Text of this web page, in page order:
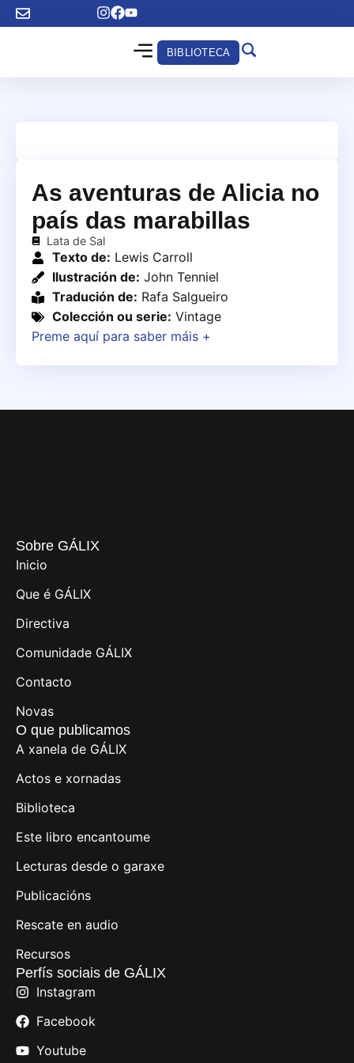
BIBLIOTECA
As aventuras de Alicia no
país das marabillas
Lata de Sal
Texto de: Lewis Carroll
Ilustración de: John Tenniel
Tradución de: Rafa Salgueiro
Colección ou serie: Vintage
Preme aquí para saber máis +
Sobre GÁLIX
Inicio
Que é GÁLIX
Directiva
Comunidade GÁLIX
Contacto
Novas
O que publicamos
A xanela de GÁLIX
Actos e xornadas
Biblioteca
Este libro encantoume
Lecturas desde o garaxe
Publicacións
Rescate en audio
Recursos
Perfís sociais de GÁLIX
Instagram
Facebook
Youtube